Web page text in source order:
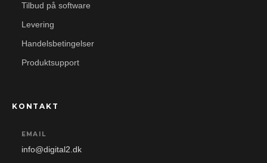
Tilbud på software
Levering
Handelsbetingelser
Produktsupport
KONTAKT
EMAIL
info@digital2.dk